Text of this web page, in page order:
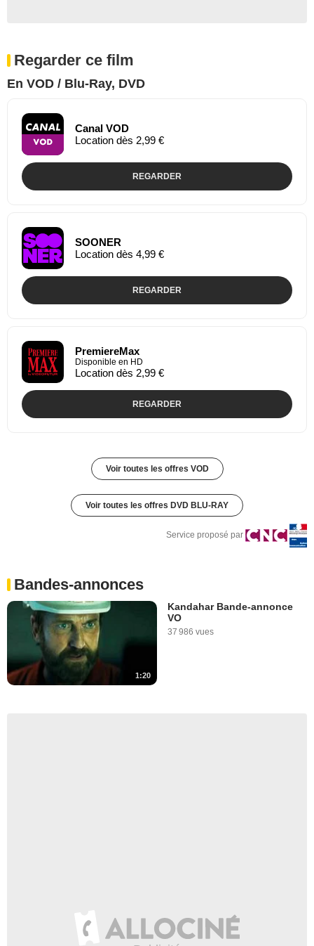
Regarder ce film
En VOD / Blu-Ray, DVD
Canal VOD
Location dès 2,99 €
REGARDER
SOONER
Location dès 4,99 €
REGARDER
PremiereMax
Disponible en HD
Location dès 2,99 €
REGARDER
Voir toutes les offres VOD
Voir toutes les offres DVD BLU-RAY
Service proposé par
Bandes-annonces
1:20
Kandahar Bande-annonce
VO
37 986 vues